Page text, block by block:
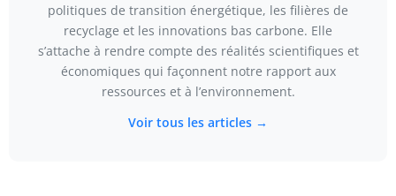
politiques de transition énergétique, les filières de
recyclage et les innovations bas carbone. Elle
s’attache à rendre compte des réalités scientifiques et
économiques qui façonnent notre rapport aux
ressources et à l’environnement.
Voir tous les articles →